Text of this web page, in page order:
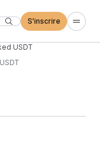
S'inscrire
USDT